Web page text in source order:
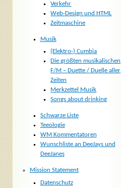
Verkehr
Web-Design und HTML
Zeitmaschine
Musik
(Elektro-) Cumbia
Die größten musikalischen
F/M – Duette / Duelle aller
Zeiten
Merkzettel Musik
Songs about drinking
Schwarze Liste
Teeologie
WM Kommentatoren
Wunschliste an DeeJays und
DeeJanes
Mission Statement
Datenschutz